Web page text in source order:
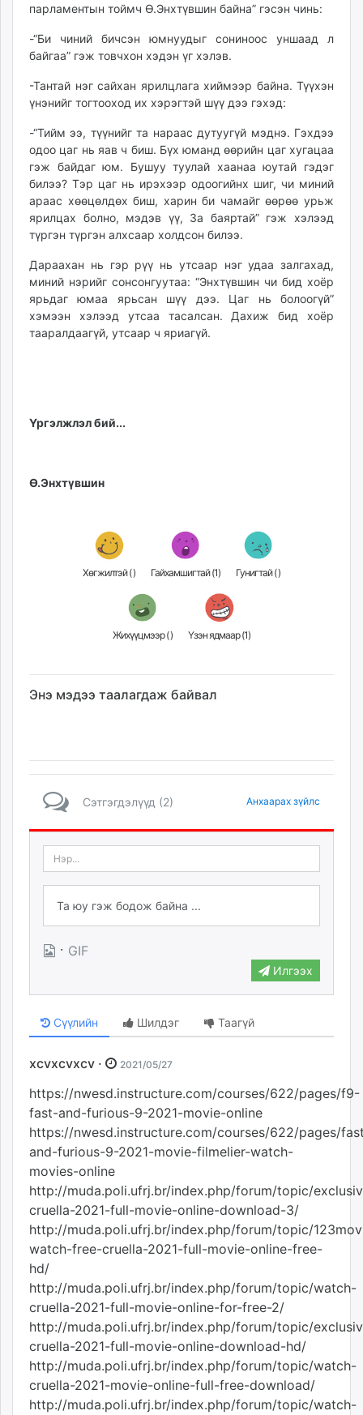
парламентын тоймч Ө.Энхтүвшин байна” гэсэн чинь:
-“Би чиний бичсэн юмнуудыг сониноос уншаад л
байгаа” гэж товчхон хэдэн үг хэлэв.
-Тантай нэг сайхан ярилцлага хиймээр байна. Түүхэн
үнэнийг тогтооход их хэрэгтэй шүү дээ гэхэд:
-“Тийм ээ, түүнийг та нараас дутуугүй мэднэ. Гэхдээ
одоо цаг нь яав ч биш. Бүх юманд өөрийн цаг хугацаа
гэж байдаг юм. Бушуу туулай хаанаа юутай гэдэг
билээ? Тэр цаг нь ирэхээр одоогийнх шиг, чи миний
араас хөөцөлдөх биш, харин би чамайг өөрөө урьж
ярилцах болно, мэдэв үү, За баяртай” гэж хэлээд
түргэн түргэн алхсаар холдсон билээ.
Дараахан нь гэр рүү нь утсаар нэг удаа залгахад,
миний нэрийг сонсонгуутаа: “Энхтүвшин чи бид хоёр
ярьдаг юмаа ярьсан шүү дээ. Цаг нь болоогүй”
хэмээн хэлээд утсаа тасалсан. Дахиж бид хоёр
тааралдаагүй, утсаар ч яриагүй.
Үргэлжлэл бий...
Ө.Энхтүвшин
Хөгжилтэй () Гайхамшигтай (1) Гунигтай ()
Жихүүцмээр () Үзэн ядмаар (1)
Энэ мэдээ таалагдаж байвал
Сэтгэгдэлүүд (2) Анхаарах зүйлс
· GIF
Илгээх
Сүүлийн Шилдэг Таагүй
xcvxcvxcv · 2021/05/27
https://nwesd.instructure.com/courses/622/pages/f9-
fast-and-furious-9-2021-movie-online
https://nwesd.instructure.com/courses/622/pages/
and-furious-9-2021-movie-filmelier-watch-
movies-online
http://muda.poli.ufrj.br/index.php/forum/topic/
cruella-2021-full-movie-online-download-3/
http://muda.poli.ufrj.br/index.php/forum/topic/
watch-free-cruella-2021-full-movie-online-free-
hd/
http://muda.poli.ufrj.br/index.php/forum/topic/watch-
cruella-2021-full-movie-online-for-free-2/
http://muda.poli.ufrj.br/index.php/forum/topic/
cruella-2021-full-movie-online-download-hd/
http://muda.poli.ufrj.br/index.php/forum/topic/watch-
cruella-2021-movie-online-full-free-download/
http://muda.poli.ufrj.br/index.php/forum/topic/watch-